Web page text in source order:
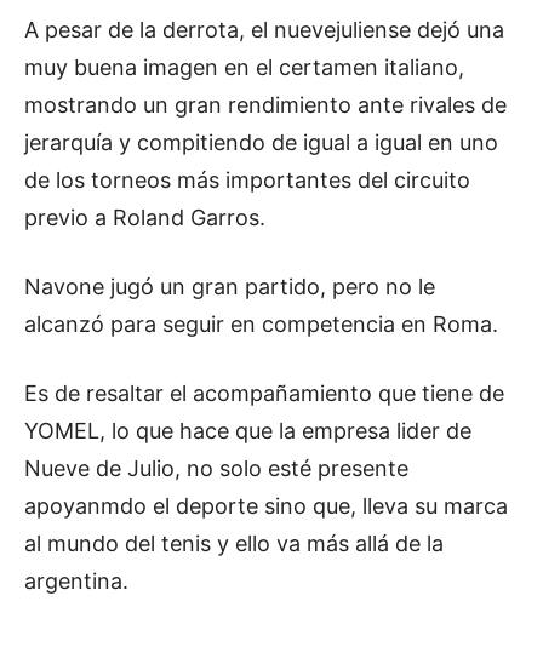
A pesar de la derrota, el nuevejuliense dejó una
muy buena imagen en el certamen italiano,
mostrando un gran rendimiento ante rivales de
jerarquía y compitiendo de igual a igual en uno
de los torneos más importantes del circuito
previo a Roland Garros.
Navone jugó un gran partido, pero no le
alcanzó para seguir en competencia en Roma.
Es de resaltar el acompañamiento que tiene de
YOMEL, lo que hace que la empresa lider de
Nueve de Julio, no solo esté presente
apoyanmdo el deporte sino que, lleva su marca
al mundo del tenis y ello va más allá de la
argentina.